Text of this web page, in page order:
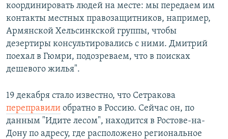
координировать людей на месте: мы передаем им
контакты местных правозащитников, например,
Армянской Хельсинкской группы, чтобы
дезертиры консультировались с ними. Дмитрий
поехал в Гюмри, подозреваем, что в поисках
дешевого жилья".
19 декабря стало известно, что Сетракова
переправили обратно в Россию. Сейчас он, по
данным "Идите лесом", находится в Ростове-на-
Дону по адресу, где расположено региональное